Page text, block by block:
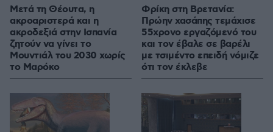
Μετά τη Θέουτα, η
ακροαριστερά και η
ακροδεξιά στην Ισπανία
ζητούν να γίνει το
Μουντιάλ του 2030 χωρίς
το Μαρόκο
Φρίκη στη Βρετανία:
Πρώην χασάπης τεμάχισε
55χρονο εργαζόμενό του
και τον έβαλε σε βαρέλι
με τσιμέντο επειδή νόμιζε
ότι τον έκλεβε